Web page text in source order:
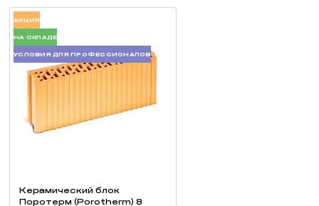
АКЦИЯ
НА СКЛАДЕ
УСЛОВИЯ ДЛЯ ПРОФЕССИОНАЛОВ
Керамический блок
Поротерм (Porotherm) 8